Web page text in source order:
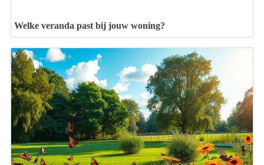
Welke veranda past bij jouw woning?